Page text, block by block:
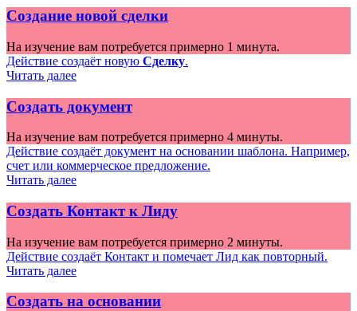
Создание новой сделки
На изучение вам потребуется примерно 1 минута.
Действие создаёт новую Сделку.
Читать далее
Создать документ
На изучение вам потребуется примерно 4 минуты.
Действие создаёт документ на основании шаблона. Например,
счет или коммерческое предложение.
Читать далее
Создать Контакт к Лиду
На изучение вам потребуется примерно 2 минуты.
Действие создаёт Контакт и помечает Лид как повторный.
Читать далее
Создать на основании